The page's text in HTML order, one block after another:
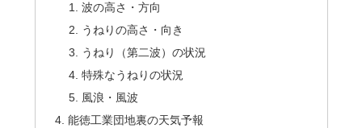
波の高さ・方向
うねりの高さ・向き
うねり（第二波）の状況
特殊なうねりの状況
風浪・風波
能徳工業団地裏の天気予報